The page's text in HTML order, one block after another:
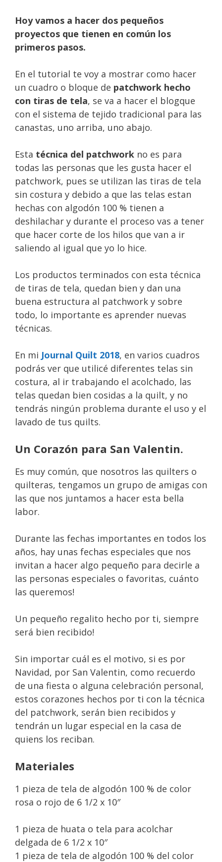
Hoy vamos a hacer dos pequeños
proyectos que tienen en común los
primeros pasos.
En el tutorial te voy a mostrar como hacer
un cuadro o bloque de patchwork hecho
con tiras de tela, se va a hacer el blogque
con el sistema de tejido tradicional para las
canastas, uno arriba, uno abajo.
Esta técnica del patchwork no es para
todas las personas que les gusta hacer el
patchwork, pues se utilizan las tiras de tela
sin costura y debido a que las telas estan
hechas con algodón 100 % tienen a
deshilachar y durante el proceso vas a tener
que hacer corte de los hilos que van a ir
saliendo al igual que yo lo hice.
Los productos terminados con esta técnica
de tiras de tela, quedan bien y dan una
buena estructura al patchwork y sobre
todo, lo importante es aprender nuevas
técnicas.
En mi Journal Quilt 2018, en varios cuadros
podrás ver que utilicé diferentes telas sin
costura, al ir trabajando el acolchado, las
telas quedan bien cosidas a la quilt, y no
tendrás ningún problema durante el uso y el
lavado de tus quilts.
Un Corazón para San Valentin.
Es muy común, que nosotros las quilters o
quilteras, tengamos un grupo de amigas con
las que nos juntamos a hacer esta bella
labor.
Durante las fechas importantes en todos los
años, hay unas fechas especiales que nos
invitan a hacer algo pequeño para decirle a
las personas especiales o favoritas, cuánto
las queremos!
Un pequeño regalito hecho por ti, siempre
será bien recibido!
Sin importar cuál es el motivo, si es por
Navidad, por San Valentin, como recuerdo
de una fiesta o alguna celebración personal,
estos corazones hechos por ti con la técnica
del patchwork, serán bien recibidos y
tendrán un lugar especial en la casa de
quiens los reciban.
Materiales
1 pieza de tela de algodón 100 % de color
rosa o rojo de 6 1/2 x 10″
1 pieza de huata o tela para acolchar
delgada de 6 1/2 x 10″
1 pieza de tela de algodón 100 % del color